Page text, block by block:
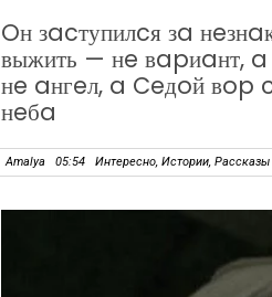
Oн зacтупилcя зa
выжить — нe вapиaнт,
нe aнгeл, a Ceдoй вop
нeбa
Amalya 05:54 Интересно, Истории, Рассказы